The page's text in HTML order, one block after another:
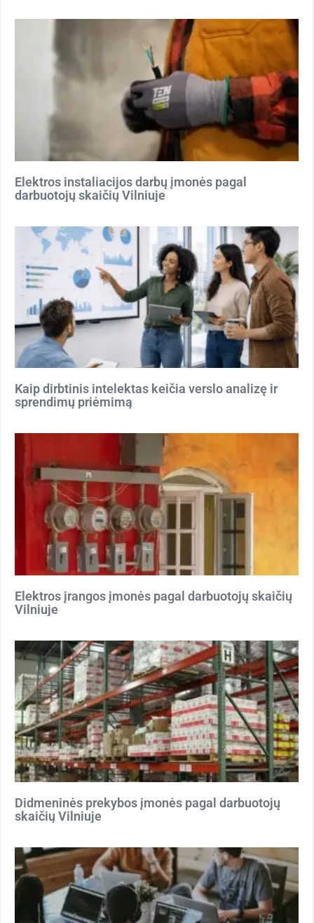
Elektros instaliacijos darbų įmonės pagal
darbuotojų skaičių Vilniuje
Kaip dirbtinis intelektas keičia verslo analizę ir
sprendimų priėmimą
Elektros įrangos įmonės pagal darbuotojų skaičių
Vilniuje
Didmeninės prekybos įmonės pagal darbuotojų
skaičių Vilniuje